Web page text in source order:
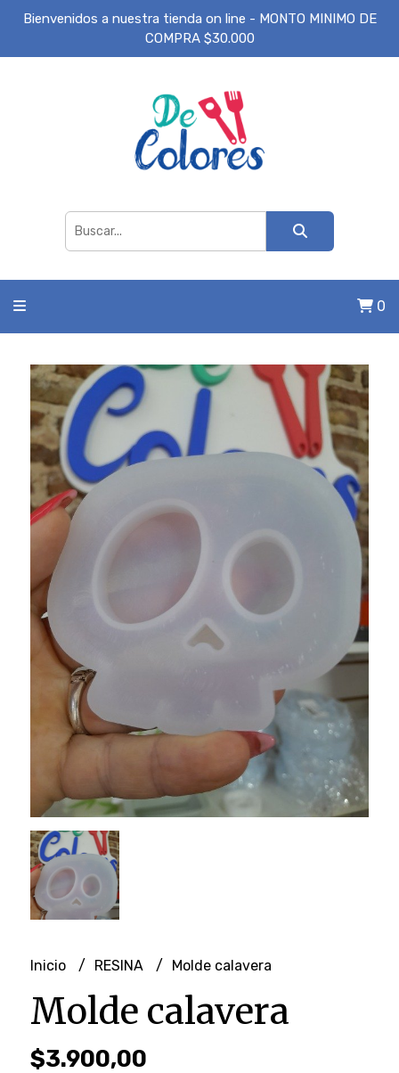
Bienvenidos a nuestra tienda on line - MONTO MINIMO DE
COMPRA $30.000
0
Inicio RESINA Molde calavera
Molde calavera
$3.900,00